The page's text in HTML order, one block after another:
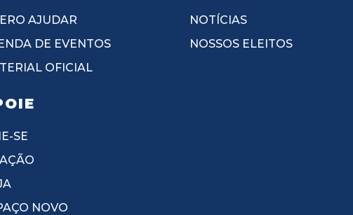
AJUDAR
DE EVENTOS
OFICIAL
SE
NOVO
NOTÍCIAS
NOSSOS ELEITOS